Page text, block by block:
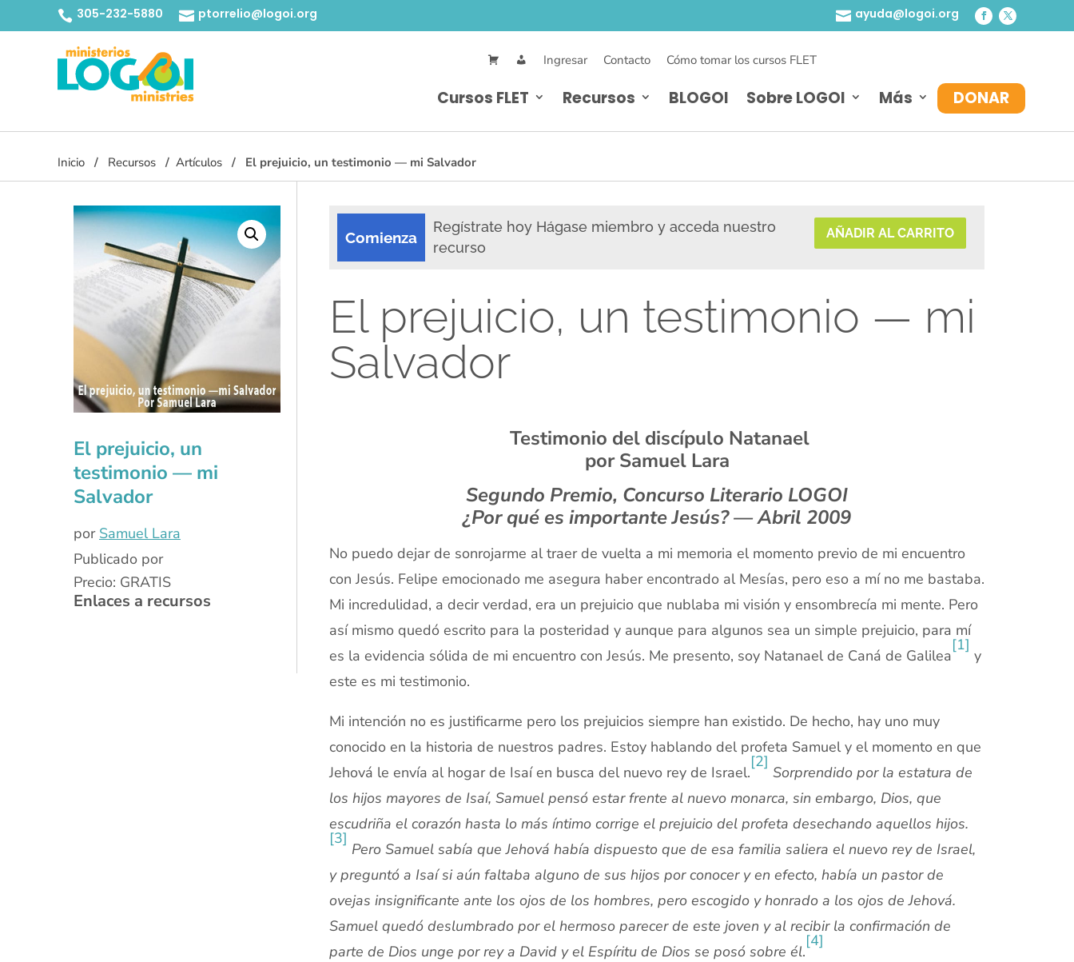
 305-232-5880  ptorrelio@logoi.org  ayuda@logoi.org
Ingresar Contacto Cómo tomar los cursos FLET
Cursos FLET Recursos BLOGOI Sobre LOGOI Más DONAR
Inicio Recursos Artículos El prejuicio, un testimonio — mi Salvador
El prejuicio, un
testimonio — mi
Salvador
por Samuel Lara
Publicado por
Precio: GRATIS
Enlaces a recursos
Comienza
Regístrate hoy Hágase miembro y acceda nuestro
recurso
AÑADIR AL CARRITO
El prejuicio, un testimonio — mi
Salvador
Testimonio del discípulo Natanael
por Samuel Lara
Segundo Premio, Concurso Literario LOGOI
¿Por qué es importante Jesús? —Abril 2009
No puedo dejar de sonrojarme al traer de vuelta a mi memoria el momento previo de mi encuentro
con Jesús. Felipe emocionado me asegura haber encontrado al Mesías, pero eso a mí no me bastaba.
Mi incredulidad, a decir verdad, era un prejuicio que nublaba mi visión y ensombrecía mi mente. Pero
así mismo quedó escrito para la posteridad y aunque para algunos sea un simple prejuicio, para mí
es la evidencia sólida de mi encuentro con Jesús. Me presento, soy Natanael de Caná de Galilea
[1]
y
este es mi testimonio.
Mi intención no es justificarme pero los prejuicios siempre han existido. De hecho, hay uno muy
conocido en la historia de nuestros padres. Estoy hablando del profeta Samuel y el momento en que
Jehová le envía al hogar de Isaí en busca del nuevo rey de Israel.
[2]
Sorprendido por la estatura de
los hijos mayores de Isaí, Samuel pensó estar frente al nuevo monarca, sin embargo, Dios, que
escudriña el corazón hasta lo más íntimo corrige el prejuicio del profeta desechando aquellos hijos.
[3]
Pero Samuel sabía que Jehová había dispuesto que de esa familia saliera el nuevo rey de Israel,
y preguntó a Isaí si aún faltaba alguno de sus hijos por conocer y en efecto, había un pastor de
ovejas insignificante ante los ojos de los hombres, pero escogido y honrado a los ojos de Jehová.
Samuel quedó deslumbrado por el hermoso parecer de este joven y al recibir la confirmación de
parte de Dios unge por rey a David y el Espíritu de Dios se posó sobre él.
[4]